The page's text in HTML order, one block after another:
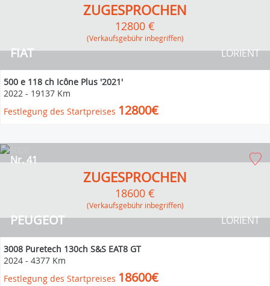
FIAT LORIENT
ZUGESPROCHEN
12800 €
(Verkaufsgebühr inbegriffen)
500 e 118 ch Icône Plus '2021'
2022 - 19137 Km
Festlegung des Startpreises 12800€
PEUGEOT
Nr. 41
LORIENT
ZUGESPROCHEN
18600 €
(Verkaufsgebühr inbegriffen)
3008 Puretech 130ch S&S EAT8 GT
2024 - 4377 Km
Festlegung des Startpreises 18600€